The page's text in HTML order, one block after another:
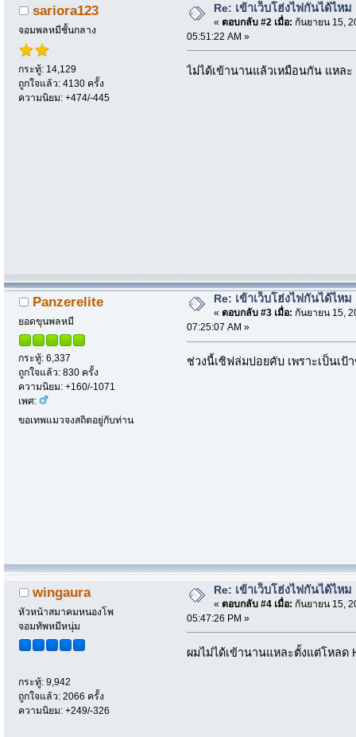
sariora123
จอมพลหมีชั้นกลาง
กระทู้: 14,129
ถูกใจแล้ว: 4130 ครั้ง
ความนิยม: +474/-445
Re: เข้าเว็บโฮ่งไฟกันได้ไหม
« ตอบกลับ #2 เมื่อ: กันยายน 15,
05:51:22 AM »
ไม่ได้เข้านานแล้วเหมือนกัน แหล
Panzerelite
ยอดขุนพลหมี
กระทู้: 6,337
ถูกใจแล้ว: 830 ครั้ง
ความนิยม: +160/-1071
เพศ:
ขอเทพแมวจงสถิตอยู่กับท่าน
Re: เข้าเว็บโฮ่งไฟกันได้ไหม
« ตอบกลับ #3 เมื่อ: กันยายน 15,
07:25:07 AM »
ช่วงนี้เซิฟล่มบ่อยคับ เพราะเป็นเป้
wingaura
หัวหน้าสมาคมหนองโพ
จอมทัพหมีหนุ่ม
กระทู้: 9,942
ถูกใจแล้ว: 2066 ครั้ง
ความนิยม: +249/-326
Re: เข้าเว็บโฮ่งไฟกันได้ไหม
« ตอบกลับ #4 เมื่อ: กันยายน 15,
05:47:26 PM »
ผมไม่ได้เข้านานแหละตั้งแต่โหลด